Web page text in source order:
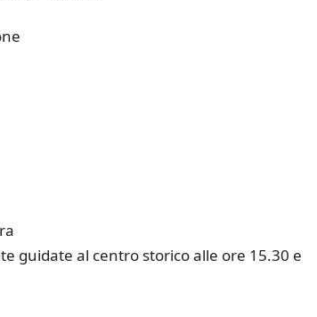
guidate al centro storico alle ore 15.30 e